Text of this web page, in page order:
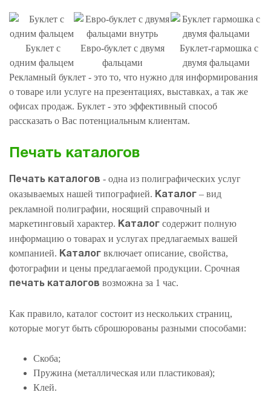
Буклет с
одним фальцем
Евро-буклет с двумя
фальцами
Буклет-гармошка с
двумя фальцами
Рекламный буклет - это то, что нужно для информирования
о товаре или услуге на презентациях, выставках, а так же
офисах продаж. Буклет - это эффективный способ
рассказать о Вас потенциальным клиентам.
Печать каталогов
Печать каталогов - одна из полиграфических услуг
оказываемых нашей типографией. Каталог – вид
рекламной полиграфии, носящий справочный и
маркетинговый характер. Каталог содержит полную
информацию о товарах и услугах предлагаемых вашей
компанией. Каталог включает описание, свойства,
фотографии и цены предлагаемой продукции. Срочная
печать каталогов возможна за 1 час.
Как правило, каталог состоит из нескольких страниц,
которые могут быть сброшюрованы разными способами:
Скоба;
Пружина (металлическая или пластиковая);
Клей.